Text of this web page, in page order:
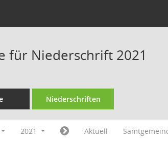
für Niederschrift 2021
Niederschriften
2021 Aktuell